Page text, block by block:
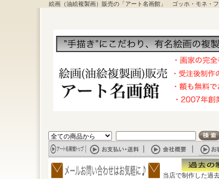
絵画（油絵複製画）販売の「アート名画館」 ゴッホ・モネ・
当店で制作した過